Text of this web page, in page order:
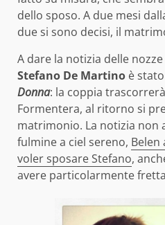
dello sposo. A due mesi
due si sono decisi, il
A dare la notizia delle
Stefano De Martino è
Donna: la coppia
Formentera, al ritorno si
matrimonio. La notizia non
fulmine a ciel sereno, Belen
voler sposare Stefano,
avere particolarmente